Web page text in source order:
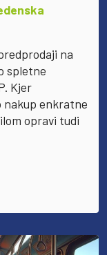
na
spletne
Kjer
nakup enkratne
opravi tudi